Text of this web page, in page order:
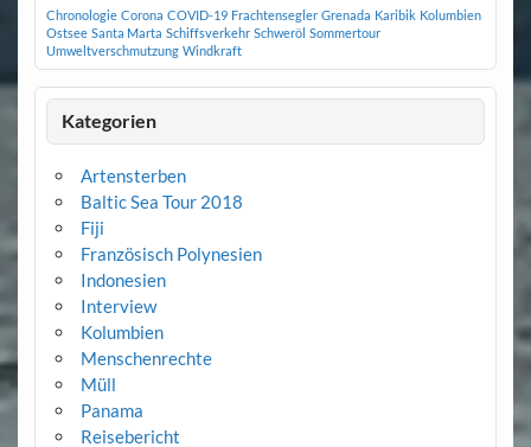
Chronologie Corona COVID-19 Frachtensegler Grenada Karibik Kolumbien
Ostsee Santa Marta Schiffsverkehr Schweröl Sommertour
Umweltverschmutzung Windkraft
Kategorien
Artensterben
Baltic Sea Tour 2018
Fiji
Französisch Polynesien
Indonesien
Interview
Kolumbien
Menschenrechte
Müll
Panama
Reisebericht